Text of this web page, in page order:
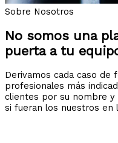
Sobre Nosotros
No somos una
puerta a tu
Derivamos cada caso de
profesionales más
clientes por su nombre y
si fueran los nuestros en